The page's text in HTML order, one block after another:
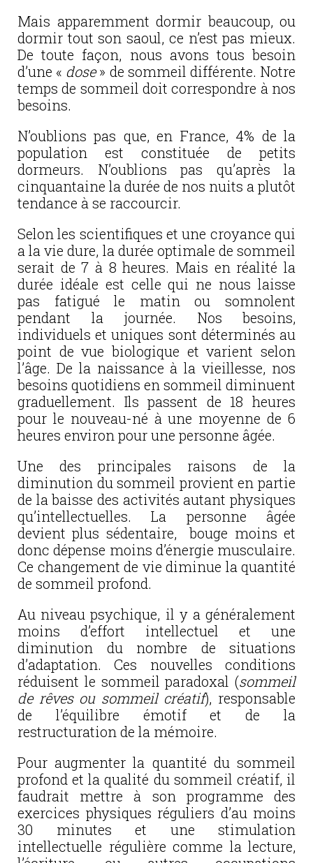
Mais apparemment dormir beaucoup, ou
dormir tout son saoul, ce n’est pas mieux.
De toute façon, nous avons tous besoin
d’une « dose» de sommeil différente. Notre
temps de sommeil doit correspondre à nos
besoins.
N’oublions pas que, en France, 4% de la
population est constituée de petits
dormeurs. N’oublions pas qu’après la
cinquantaine la durée de nos nuits a plutôt
tendance à se raccourcir.
Selon les scientifiques et une croyance qui
a la vie dure, la durée optimale de sommeil
serait de 7 à 8 heures. Mais en réalité la
durée idéale est celle qui ne nous laisse
pas fatigué le matin ou somnolent
pendant la journée. Nos besoins,
individuels et uniques sont déterminés au
point de vue biologique et varient selon
l’âge. De la naissance à la vieillesse, nos
besoins quotidiens en sommeil diminuent
graduellement. Ils passent de 18 heures
pour le nouveau-né à une moyenne de 6
heures environ pour une personne âgée.
Une des principales raisons de la
diminution du sommeil provient en partie
de la baisse des activités autant physiques
qu’intellectuelles. La personne âgée
devient plus sédentaire, bouge moins et
donc dépense moins d’énergie musculaire.
Ce changement de vie diminue la quantité
de sommeil profond.
Au niveau psychique, il y a généralement
moins d’effort intellectuel et une
diminution du nombre de situations
d’adaptation. Ces nouvelles conditions
réduisent le sommeil paradoxal (sommeil
de rêves ou sommeil créatif), responsable
de l’équilibre émotif et de la
restructuration de la mémoire.
Pour augmenter la quantité du sommeil
profond et la qualité du sommeil créatif, il
faudrait mettre à son programme des
exercices physiques réguliers d’au moins
30 minutes et une stimulation
intellectuelle régulière comme la lecture,